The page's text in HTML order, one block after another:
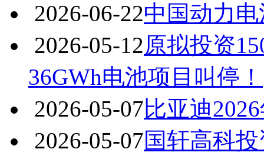
2026-06-22中国动力
2026-05-12原拟投资
36GWh电池项目叫停！
2026-05-07比亚迪
2026-05-07国轩高科